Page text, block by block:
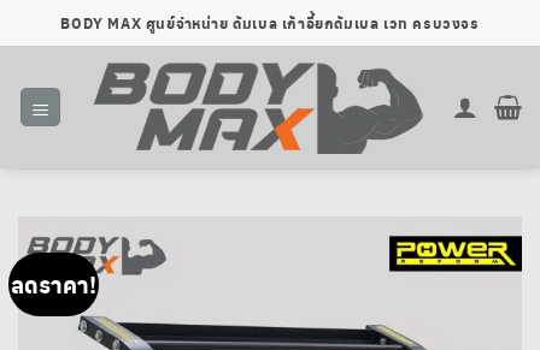
ไป
เนื้อหา
BODY MAX ศูนย์จำหน่าย ดัมเบล เก้าอี้ยกดัมเบล เวท ครบวงจร
ลดราคา!